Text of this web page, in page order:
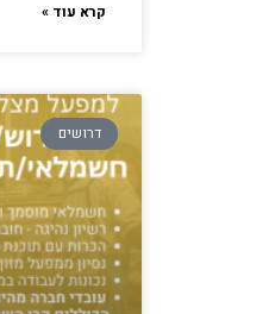
קרא עוד »
דרושים